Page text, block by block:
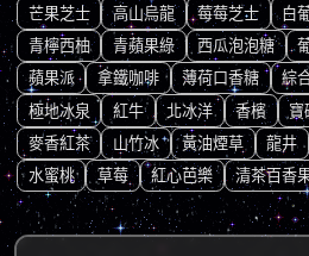
芒果芝士
高山烏龍 莓莓芝士 白
青檸西柚
青蘋果綠 西瓜泡泡糖
蘋果派
拿鐵咖啡 薄荷口香糖 綜
極地冰泉
紅牛 北冰洋 香檳 寶
麥香紅茶
山竹冰 黃油煙草 龍井
水蜜桃
草莓 紅心芭樂 清茶百香